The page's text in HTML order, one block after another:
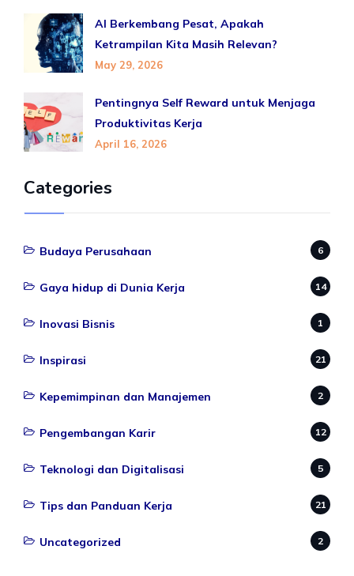
AI Berkembang Pesat, Apakah
Ketrampilan Kita Masih Relevan?
May 29, 2026
Pentingnya Self Reward untuk Menjaga
Produktivitas Kerja
April 16, 2026
Categories
Budaya Perusahaan 6
Gaya hidup di Dunia Kerja 14
Inovasi Bisnis 1
Inspirasi 21
Kepemimpinan dan Manajemen 2
Pengembangan Karir 12
Teknologi dan Digitalisasi 5
Tips dan Panduan Kerja 21
Uncategorized 2